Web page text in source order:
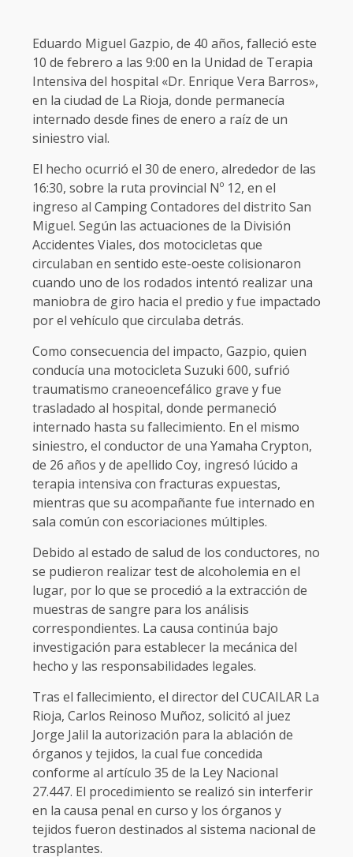
Eduardo Miguel Gazpio, de 40 años, falleció este
10 de febrero a las 9:00 en la Unidad de Terapia
Intensiva del hospital «Dr. Enrique Vera Barros»,
en la ciudad de La Rioja, donde permanecía
internado desde fines de enero a raíz de un
siniestro vial.
El hecho ocurrió el 30 de enero, alrededor de las
16:30, sobre la ruta provincial Nº 12, en el
ingreso al Camping Contadores del distrito San
Miguel. Según las actuaciones de la División
Accidentes Viales, dos motocicletas que
circulaban en sentido este-oeste colisionaron
cuando uno de los rodados intentó realizar una
maniobra de giro hacia el predio y fue impactado
por el vehículo que circulaba detrás.
Como consecuencia del impacto, Gazpio, quien
conducía una motocicleta Suzuki 600, sufrió
traumatismo craneoencefálico grave y fue
trasladado al hospital, donde permaneció
internado hasta su fallecimiento. En el mismo
siniestro, el conductor de una Yamaha Crypton,
de 26 años y de apellido Coy, ingresó lúcido a
terapia intensiva con fracturas expuestas,
mientras que su acompañante fue internado en
sala común con escoriaciones múltiples.
Debido al estado de salud de los conductores, no
se pudieron realizar test de alcoholemia en el
lugar, por lo que se procedió a la extracción de
muestras de sangre para los análisis
correspondientes. La causa continúa bajo
investigación para establecer la mecánica del
hecho y las responsabilidades legales.
Tras el fallecimiento, el director del CUCAILAR La
Rioja, Carlos Reinoso Muñoz, solicitó al juez
Jorge Jalil la autorización para la ablación de
órganos y tejidos, la cual fue concedida
conforme al artículo 35 de la Ley Nacional
27.447. El procedimiento se realizó sin interferir
en la causa penal en curso y los órganos y
tejidos fueron destinados al sistema nacional de
trasplantes.